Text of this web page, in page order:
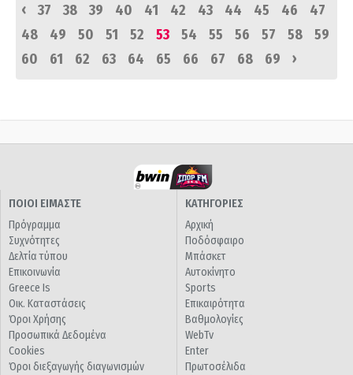
‹
37 38 39 40 41 42 43 44 45 46
47
48
49 50 51 52 53 54 55 56 57 58
59
60
61 62 63 64 65 66 67 68 69 ›
ΠΟΙΟΙ ΕΙΜΑΣΤΕ
Πρόγραμμα
Συχνότητες
Δελτία τύπου
Επικοινωνία
Greece Is
Οικ. Καταστάσεις
Όροι Χρήσης
Προσωπικά Δεδομένα
Cookies
Όροι διεξαγωγής διαγωνισμών
ΚΑΤΗΓΟΡΙΕΣ
Αρχική
Ποδόσφαιρο
Μπάσκετ
Αυτοκίνητο
Sports
Επικαιρότητα
Βαθμολογίες
WebTv
Enter
Πρωτοσέλιδα